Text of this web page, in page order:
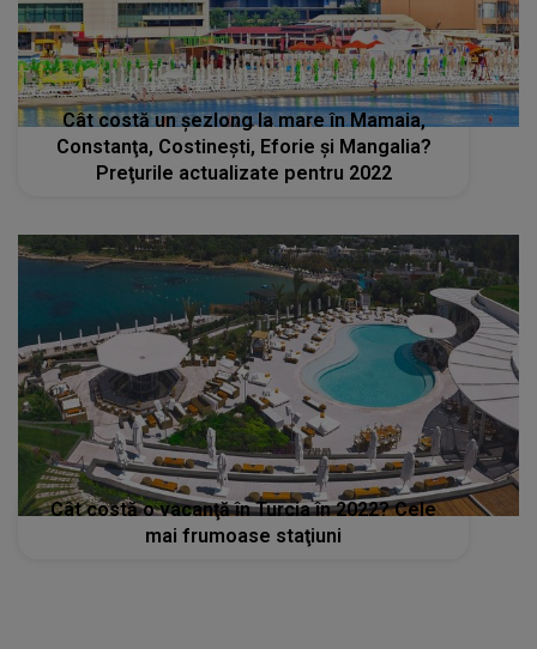
Cât costă un şezlong la mare în Mamaia,
Constanţa, Costineşti, Eforie şi Mangalia?
Preţurile actualizate pentru 2022
Cât costă o vacanţă în Turcia în 2022? Cele
mai frumoase staţiuni